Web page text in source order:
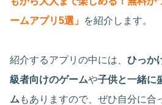
ームアプリ5選」 を紹介します。
紹介するアプリの中には、 ひっか
級者向けのゲームや子供と一緒に
ム もありますので、ぜひ自分に合